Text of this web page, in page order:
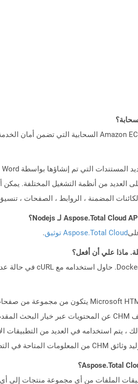
على العديد من أنظمة التشغيل المختلفة.
المضمنة ، الروابط ، الصفحات ،
Aspose.Total Cloud توثيق .
، يتم استخدامه في العديد من التطبيقات